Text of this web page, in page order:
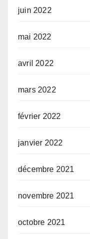
juin 2022
mai 2022
avril 2022
mars 2022
février 2022
janvier 2022
décembre 2021
novembre 2021
octobre 2021